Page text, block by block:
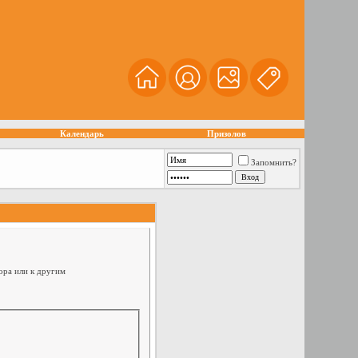
Календарь Призолов
Запомнить?
или к другим